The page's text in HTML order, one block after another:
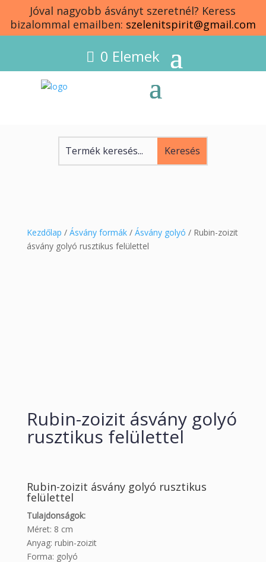
Jóval nagyobb ásványt szeretnél? Keress
bizalommal emailben: szelenitspirit@gmail.com
0 Elemek
Kezdőlap / Ásvány formák/ Ásvány golyó / Rubin-zoizit
ásvány golyó rusztikus felülettel
Rubin-zoizit ásvány golyó
rusztikus felülettel
Rubin-zoizit ásvány golyó rusztikus
felülettel
Tulajdonságok:
Méret: 8 cm
Anyag: rubin-zoizit
Forma: golyó